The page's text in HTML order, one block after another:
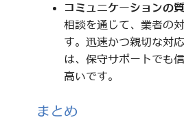
コミュニケーションの質
相談を通じて、業者の
す。迅速かつ親切な対
は、保守サポートでも
高いです。
まとめ